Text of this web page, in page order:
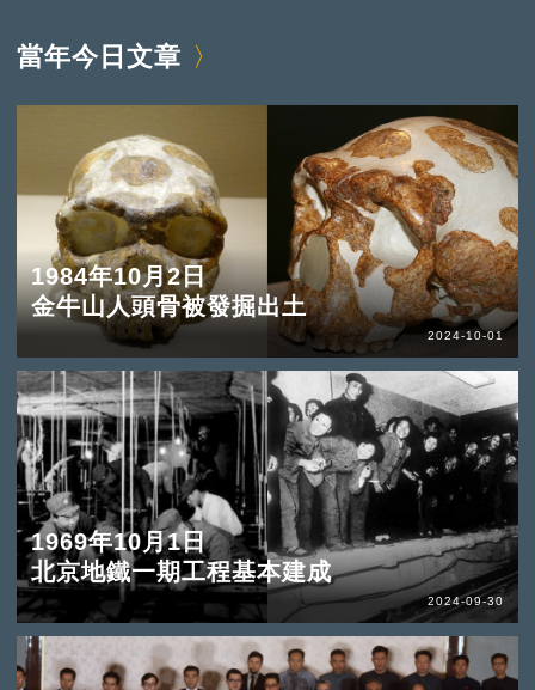
當年今日文章
1984年10月2日
金牛山人頭骨被發掘出土
2024-10-01
1969年10月1日
北京地鐵一期工程基本建成
2024-09-30